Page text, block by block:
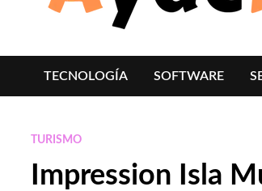
TECNOLOGÍA SOFTWARE
TURISMO
Impression Isla